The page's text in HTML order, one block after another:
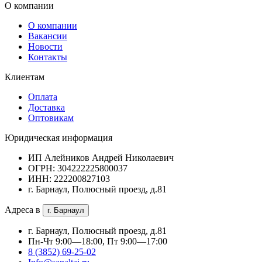
О компании
О компании
Вакансии
Новости
Контакты
Клиентам
Оплата
Доставка
Оптовикам
Юридическая информация
ИП Алейников Андрей Николаевич
ОГРН: 304222225800037
ИНН: 222200827103
г. Барнаул, Полюсный проезд, д.81
Адреса в г. Барнаул
г. Барнаул, Полюсный проезд, д.81
Пн-Чт 9:00—18:00, Пт 9:00—17:00
8 (3852) 69-25-02